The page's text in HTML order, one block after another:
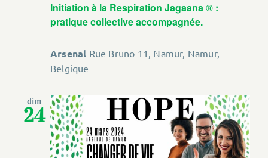
Initiation à la Respiration Jagaana ® :
pratique collective accompagnée.
Arsenal Rue Bruno 11, Namur, Namur,
Belgique
dim
24